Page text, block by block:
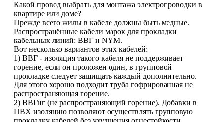
Какой провод выбрать для монтажа электропроводки в
квартире или доме?
Прежде всего жилы в кабеле должны быть медные.
Распространённые кабели марок для прокладки
кабельных линий: ВВГ и NYM.
Вот несколько вариантов этих кабелей:
1) ВВГ - изоляция такого кабеля не поддерживает
горение, если он проложен один, в групповой
прокладке следует защищать каждый дополнительно.
Для этого хорошо подходит труба гофрированная не
распространяющая горение.
2) ВВГнг (не распространяющий горение). Добавки в
ПВХ изоляцию позволяют осуществлять групповую